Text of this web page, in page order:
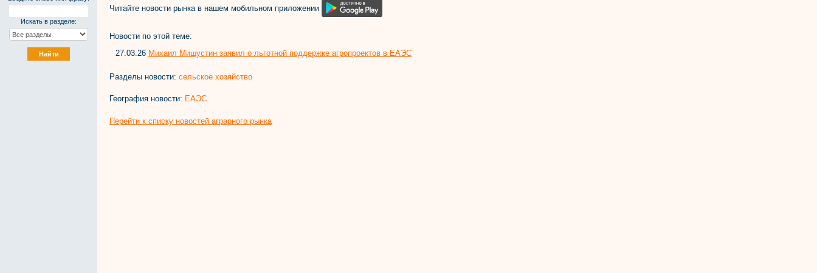
Искать в разделе:
Читайте новости рынка в нашем мобильном приложении
Новости по этой теме:
27.03.26 Михаил Мишустин заявил о льготной поддержке агропроектов в ЕАЭС
Разделы новости: сельское хозяйство
География новости: ЕАЭС
Перейти к списку новостей аграрного рынка